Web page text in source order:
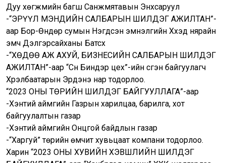
Дуу хөгжмийн багш Санжмятавын Энхсаруул
-“ЭРҮҮЛ МЭНДИЙН САЛБАРЫН ШИЛДЭГ АЖИЛТАН”-
аар Бор-Өндөр сумын Нэгдсэн эмнэлгийн Хүүхэд нярайн
эмч Дэлгэрсайханы Батсүх
-“ХӨДӨӨ АЖ АХУЙ, БИЗНЕСИЙН САЛБАРЫН ШИЛДЭГ
АЖИЛТАН”-аар “Сүүн Биндэр цех”-ийн үүсгэн байгуулагч
Хүрэлбаатарын Эрдэнэ нар тодорлоо.
“2023 ОНЫ ТӨРИЙН ШИЛДЭГ БАЙГУУЛЛАГА”-аар
-Хэнтий аймгийн Газрын харилцаа, барилга, хот
байгуулалтын газар
-Хэнтий аймгийн Онцгой байдлын газар
-“Харгуй” төрийн өмчит хувьцаат компани тодорлоо.
Харин “2023 ОНЫ ХУВИЙН ХЭВШЛИЙН ШИЛДЭГ